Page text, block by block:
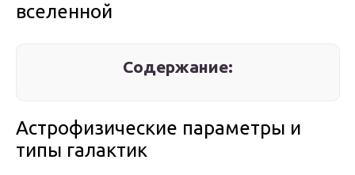
вселенной
Содержание:
Астрофизические параметры и
типы галактик